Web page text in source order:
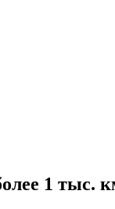
1 тыс.